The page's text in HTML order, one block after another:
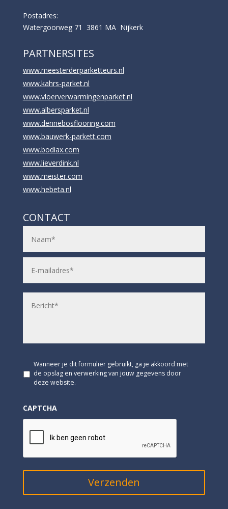
Postadres:
Watergoorweg 71 3861 MA Nijkerk
PARTNERSITES
www.meesterderparketteurs.nl
www.kahrs-parket.nl
www.vloerverwarmingenparket.nl
www.albersparket.nl
www.dennebosflooring.com
www.bauwerk-parkett.com
www.bodiax.com
www.lieverdink.nl
www.meister.com
www.hebeta.nl
CONTACT
N
m
E
a
i
h
e
i
t
*
Wanneer je dit formulier gebruikt, ga je akkoord met
de opslag en verwerking van jouw gegevens door
deze website.
CAPTCHA